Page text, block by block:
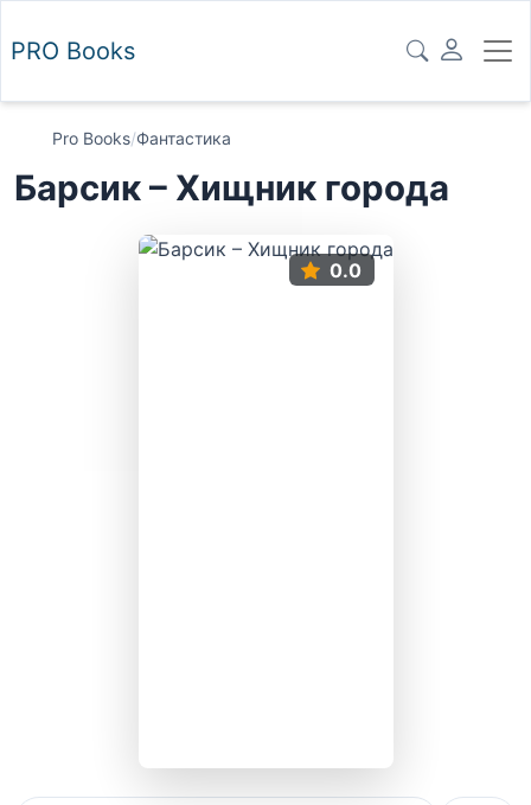
PRO Books
Pro Books/Фантастика
Барсик – Хищник города
0.0